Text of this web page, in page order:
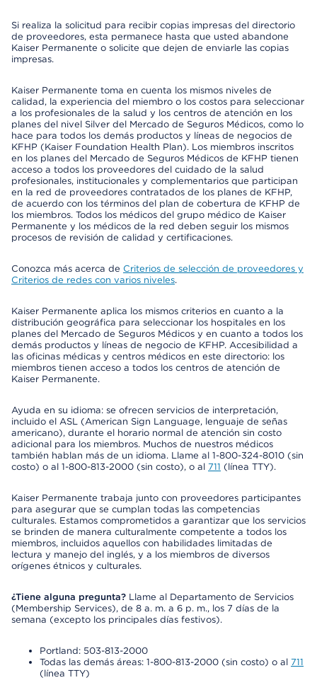
Si realiza la solicitud para recibir copias impresas del directorio
de proveedores, esta permanece hasta que usted abandone
Kaiser Permanente o solicite que dejen de enviarle las copias
impresas.
Kaiser Permanente toma en cuenta los mismos niveles de
calidad, la experiencia del miembro o los costos para seleccionar
a los profesionales de la salud y los centros de atención en los
planes del nivel Silver del Mercado de Seguros Médicos, como lo
hace para todos los demás productos y líneas de negocios de
KFHP (Kaiser Foundation Health Plan). Los miembros inscritos
en los planes del Mercado de Seguros Médicos de KFHP tienen
acceso a todos los proveedores del cuidado de la salud
profesionales, institucionales y complementarios que participan
en la red de proveedores contratados de los planes de KFHP,
de acuerdo con los términos del plan de cobertura de KFHP de
los miembros. Todos los médicos del grupo médico de Kaiser
Permanente y los médicos de la red deben seguir los mismos
procesos de revisión de calidad y certificaciones.
Conozca más acerca de Criterios de selección de proveedores y
Criterios de redes con varios niveles.
Kaiser Permanente aplica los mismos criterios en cuanto a la
distribución geográfica para seleccionar los hospitales en los
planes del Mercado de Seguros Médicos y en cuanto a todos los
demás productos y líneas de negocio de KFHP. Accesibilidad a
las oficinas médicas y centros médicos en este directorio: los
miembros tienen acceso a todos los centros de atención de
Kaiser Permanente.
Ayuda en su idioma: se ofrecen servicios de interpretación,
incluido el ASL (American Sign Language, lenguaje de señas
americano), durante el horario normal de atención sin costo
adicional para los miembros. Muchos de nuestros médicos
también hablan más de un idioma. Llame al 1-800-324-8010 (sin
costo) o al 1-800-813-2000 (sin costo), o al 711 (línea TTY).
Kaiser Permanente trabaja junto con proveedores participantes
para asegurar que se cumplan todas las competencias
culturales. Estamos comprometidos a garantizar que los servicios
se brinden de manera culturalmente competente a todos los
miembros, incluidos aquellos con habilidades limitadas de
lectura y manejo del inglés, y a los miembros de diversos
orígenes étnicos y culturales.
¿Tiene alguna pregunta? Llame al Departamento de Servicios
(Membership Services), de 8 a. m. a 6 p. m., los 7 días de la
semana (excepto los principales días festivos).
Portland: 503-813-2000
Todas las demás áreas: 1-800-813-2000 (sin costo) o al 711
(línea TTY)